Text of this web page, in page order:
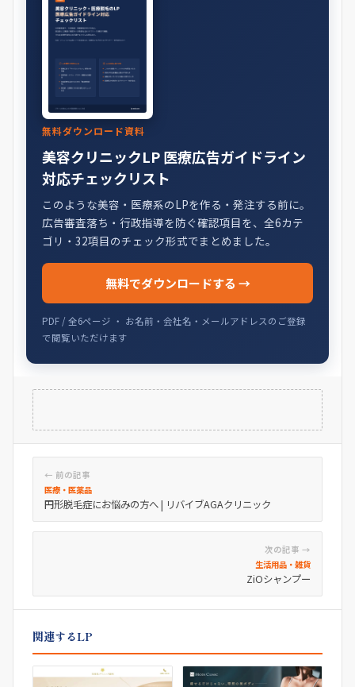
無料ダウンロード資料
美容クリニックLP 医療広告ガイドライン
対応チェックリスト
このような美容・医療系のLPを作る・発注する前に。
広告審査落ち・行政指導を防ぐ確認項目を、全6カテ
ゴリ・32項目のチェック形式でまとめました。
無料でダウンロードする →
PDF / 全6ページ ・ お名前・会社名・メールアドレスのご登録
で閲覧いただけます
← 前の記事
医療・医薬品
円形脱毛症にお悩みの方へ | リバイブAGAクリニック
次の記事 →
生活用品・雑貨
ZiOシャンプー
関連するLP